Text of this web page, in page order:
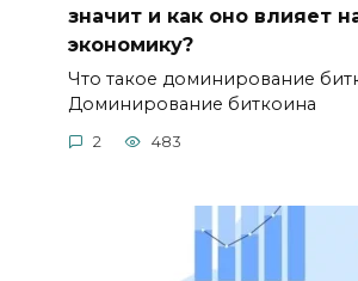
значит и как оно влияет
экономику?
Что такое доминирование
Доминиpование биткоина
2 483